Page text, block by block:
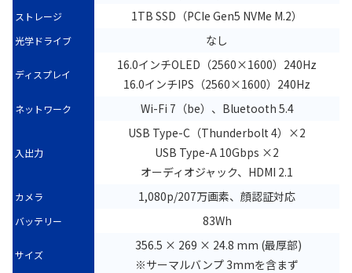
ストレージ 1TB SSD（PCIe Gen5 NVMe M.2）
光学ドライブ なし
ディスプレイ
16.0インチOLED（2560×1600）240Hz
16.0インチIPS（2560×1600）240Hz
ネットワーク Wi-Fi 7（be）、Bluetooth 5.4
入出力
USB Type-C（Thunderbolt 4）×2
USB Type-A 10Gbps ×2
オーディオジャック、HDMI 2.1
カメラ 1,080p/207万画素、顔認証対応
バッテリー 83Wh
サイズ
356.5 × 269 × 24.8 mm (最厚部)
※サーマルバンプ 3mmを含まず